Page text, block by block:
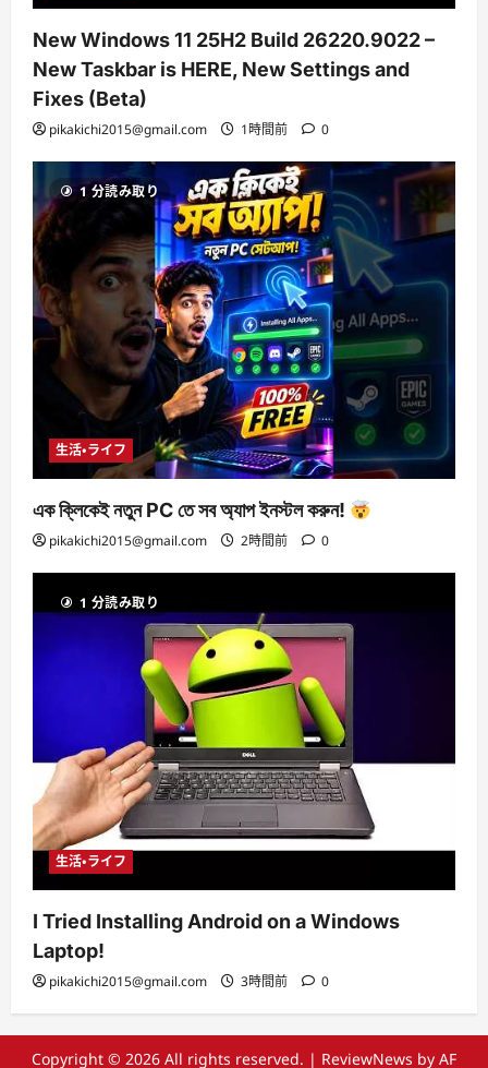
New Windows 11 25H2 Build 26220.9022 –
New Taskbar is HERE, New Settings and
Fixes (Beta)
pikakichi2015@gmail.com 1時間前 0
1 分読み取り
生活・ライフ
এক ক্লিকেই নতুন PC তে সব অ্যাপ ইনস্টল করুন!
pikakichi2015@gmail.com 2時間前 0
1 分読み取り
生活・ライフ
I Tried Installing Android on a Windows
Laptop!
pikakichi2015@gmail.com 3時間前 0
Copyright © 2026 All rights reserved. | ReviewNews by AF